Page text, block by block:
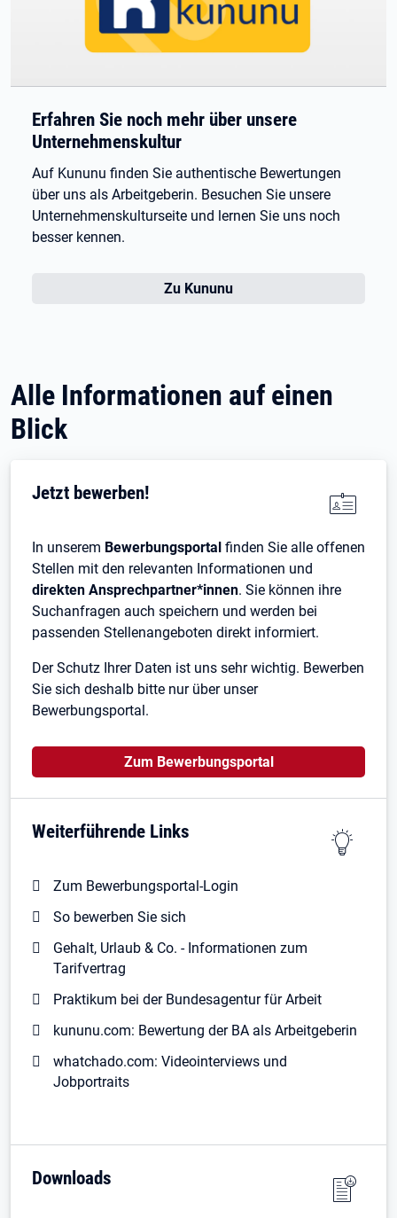
Erfahren Sie noch mehr über unsere
Unternehmenskultur
Auf Kununu finden Sie authentische Bewertungen
über uns als Arbeitgeberin. Besuchen Sie unsere
Unternehmenskulturseite und lernen Sie uns noch
besser kennen.
Öffnet in neuem Tab
Zu Kununu
Alle Informationen auf einen
Blick
Jetzt bewerben!
In unserem Bewerbungsportal finden Sie alle offenen
Stellen mit den relevanten Informationen und
direkten Ansprechpartner*innen. Sie können ihre
Suchanfragen auch speichern und werden bei
passenden Stellenangeboten direkt informiert.
Der Schutz Ihrer Daten ist uns sehr wichtig. Bewerben
Sie sich deshalb bitte nur über unser
Bewerbungsportal.
Öffnet in neuem Tab
Zum Bewerbungsportal
Weiterführende Links
Zum Bewerbungsportal-Login
So bewerben Sie sich
Gehalt, Urlaub & Co. - Informationen zum
Tarifvertrag
Praktikum bei der Bundesagentur für Arbeit
kununu.com: Bewertung der BA als Arbeitgeberin
whatchado.com: Videointerviews und
Jobportraits
Downloads